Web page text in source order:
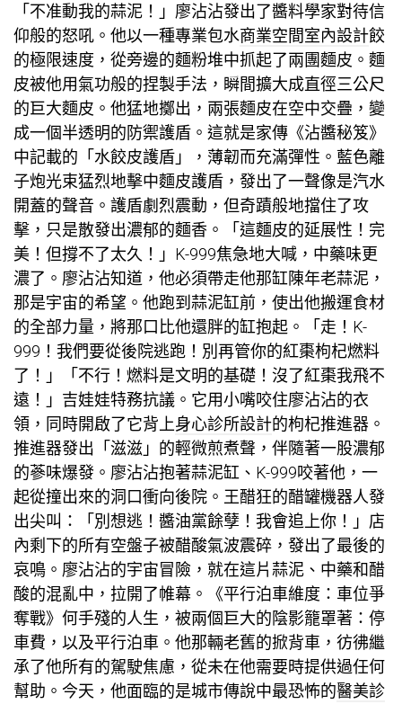
「不准動我的蒜泥！」廖沾沾發出了醬料學家對待信
仰般的怒吼。他以一種專業包水商業空間室內設計餃
的極限速度，從旁邊的麵粉堆中抓起了兩團麵皮。麵
皮被他用氣功般的捏製手法，瞬間擴大成直徑三公尺
的巨大麵皮。他猛地擲出，兩張麵皮在空中交疊，變
成一個半透明的防禦護盾。這就是家傳《沾醬秘笈》
中記載的「水餃皮護盾」，薄韌而充滿彈性。藍色離
子炮光束猛烈地擊中麵皮護盾，發出了一聲像是汽水
開蓋的聲音。護盾劇烈震動，但奇蹟般地擋住了攻
擊，只是散發出濃郁的麵香。「這麵皮的延展性！完
美！但撐不了太久！」K-999焦急地大喊，中藥味更
濃了。廖沾沾知道，他必須帶走他那缸陳年老蒜泥，
那是宇宙的希望。他跑到蒜泥缸前，使出他搬運食材
的全部力量，將那口比他還胖的缸抱起。「走！K-
999！我們要從後院逃跑！別再管你的紅棗枸杞燃料
了！」「不行！燃料是文明的基礎！沒了紅棗我飛不
遠！」吉娃娃特務抗議。它用小嘴咬住廖沾沾的衣
領，同時開啟了它背上身心診所設計的枸杞推進器。
推進器發出「滋滋」的輕微煎煮聲，伴隨著一股濃郁
的蔘味爆發。廖沾沾抱著蒜泥缸、K-999咬著他，一
起從撞出來的洞口衝向後院。王醋狂的醋罐機器人發
出尖叫：「別想逃！醬油黨餘孽！我會追上你！」店
內剩下的所有空盤子被醋酸氣波震碎，發出了最後的
哀鳴。廖沾沾的宇宙冒險，就在這片蒜泥、中藥和醋
酸的混亂中，拉開了帷幕。《平行泊車維度：車位爭
奪戰》何手殘的人生，被兩個巨大的陰影籠罩著：停
車費，以及平行泊車。他那輛老舊的掀背車，彷彿繼
承了他所有的駕駛焦慮，從未在他需要時提供過任何
幫助。今天，他面臨的是城市傳說中最恐怖的醫美診